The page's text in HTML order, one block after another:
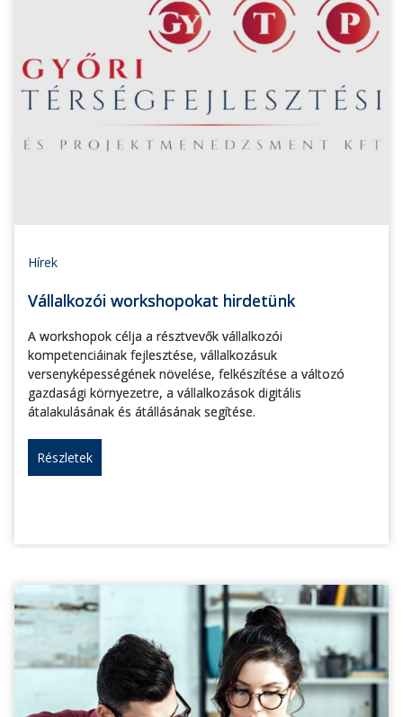
Hírek
Vállalkozói workshopokat hirdetünk
A workshopok célja a résztvevők vállalkozói
kompetenciáinak fejlesztése, vállalkozásuk
versenyképességének növelése, felkészítése a változó
gazdasági környezetre, a vállalkozások digitális
átalakulásának és átállásának segítése.
Részletek